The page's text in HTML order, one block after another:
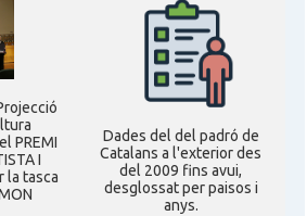
Catalan Institute of America
Fundació Paulí Bellet
American Catalan Society
(NACS)
PREMI
I
la tasca
Dades del del padró de
Catalans a l'exterior des
del 2009 fins avui,
desglossat per paisos i
anys.